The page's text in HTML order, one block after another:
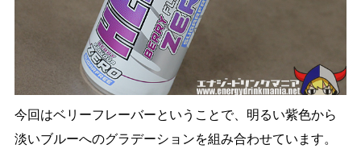
今回はベリーフレーバーということで、明るい紫色から
淡いブルーへのグラデーションを組み合わせています。